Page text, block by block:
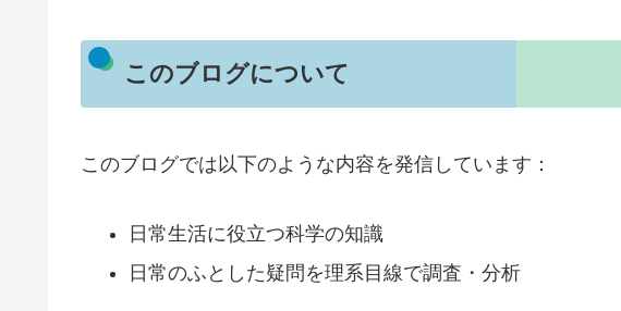
このブログについて
このブログでは以下のような内容を発信しています：
日常生活に役立つ科学の知識
日常のふとした疑問を理系目線で調査・分析